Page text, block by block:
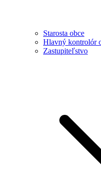
Starosta obce
Hlavný kontrolór
Zastupiteľstvo